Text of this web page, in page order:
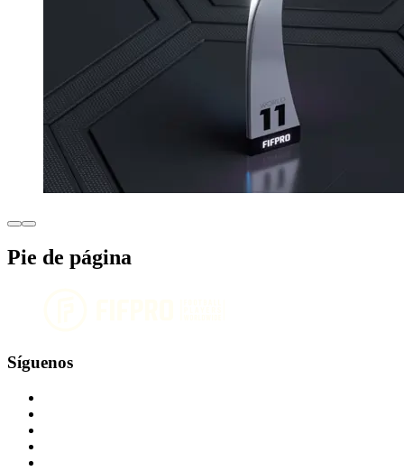
Pie de página
Síguenos